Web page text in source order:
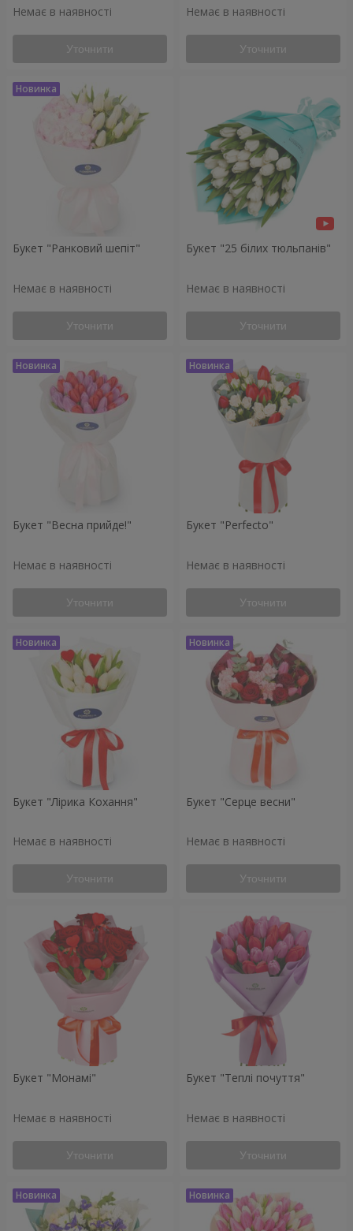
Немає в наявності
Уточнити
Немає в наявності
Уточнити
Букет "Ранковий шепіт"
Немає в наявності
Уточнити
Букет "25 білих тюльпанів"
Немає в наявності
Уточнити
Букет "Весна прийде!"
Немає в наявності
Уточнити
Букет "Perfecto"
Немає в наявності
Уточнити
Букет "Лірика Кохання"
Немає в наявності
Уточнити
Букет "Серце весни"
Немає в наявності
Уточнити
Букет "Монамі"
Немає в наявності
Уточнити
Букет "Теплі почуття"
Немає в наявності
Уточнити